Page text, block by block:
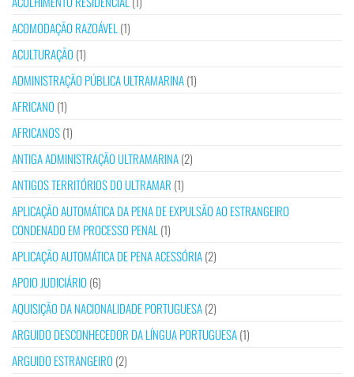
ACOMODAÇÃO RAZOÁVEL (1)
ACULTURAÇÃO (1)
ADMINISTRAÇÃO PÚBLICA ULTRAMARINA(1)
AFRICANO (1)
AFRICANOS(1)
ANTIGA ADMINISTRAÇÃO ULTRAMARINA(2)
ANTIGOS TERRITÓRIOS DO ULTRAMAR (1)
APLICAÇÃO AUTOMÁTICA DA PENA DE EXPULSÃO AO ESTRANGEIRO
CONDENADO EM PROCESSO PENAL (1)
APLICAÇÃO AUTOMÁTICA DE PENA ACESSÓRIA(2)
APOIO JUDICIÁRIO (6)
AQUISIÇÃO DA NACIONALIDADE PORTUGUESA(2)
ARGUIDO DESCONHECEDOR DA LÍNGUA PORTUGUESA(1)
ARGUIDO ESTRANGEIRO (2)